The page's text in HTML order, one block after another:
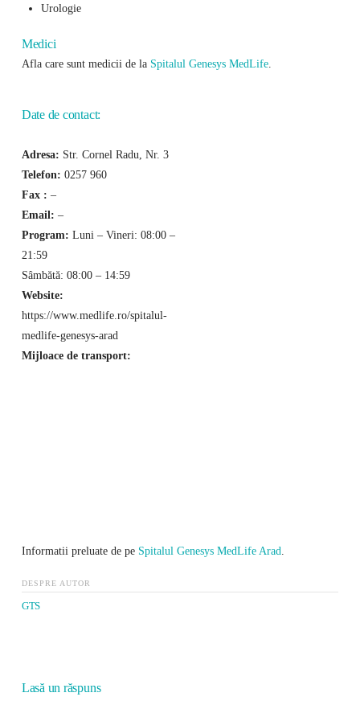
Urologie
Medici
Afla care sunt medicii de la Spitalul Genesys MedLife.
Date de contact:
Adresa: Str. Cornel Radu, Nr. 3
Telefon: 0257 960
Fax : –
Email: –
Program: Luni – Vineri: 08:00 –
21:59
Sâmbătă: 08:00 – 14:59
Website:
https://www.medlife.ro/spitalul-
medlife-genesys-arad
Mijloace de transport:
Informatii preluate de pe Spitalul Genesys MedLife Arad
DESPRE AUTOR
GTS
Lasă un răspuns